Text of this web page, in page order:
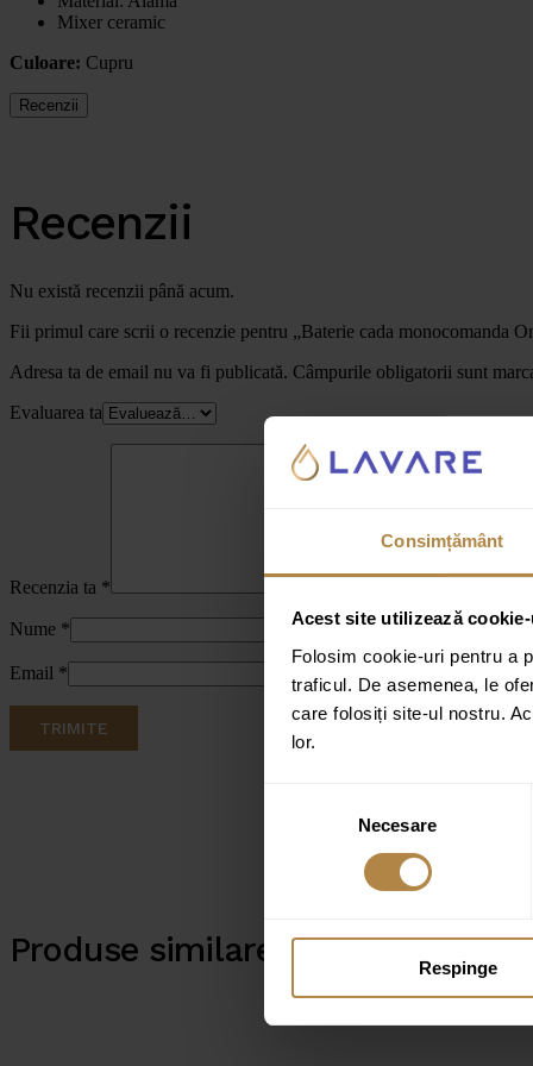
Consimțământ
Acest site utilizează
Folosim cookie-uri pentru a
traficul. De asemenea, le
care folosiți site-ul nostru.
lor.
consimțământului
Necesare
Respinge
Mixer ceramic
Culoare: Cupru
Recenzii
Recenzii
Nu există recenzii până acum.
Fii primul care scrii o recenzie pentru „Baterie cada monocomanda
Adresa ta de email nu va fi publicată. Câmpurile obligatorii sunt
Evaluarea ta
Recenzia ta *
Nume *
Email *
Produse similare